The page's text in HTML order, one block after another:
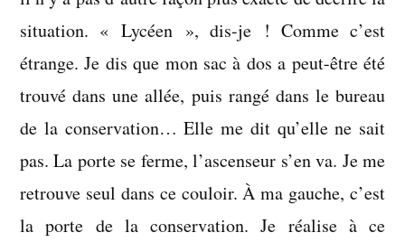
situation. « Lycéen », dis-je ! Comme c’est
étrange. Je dis que mon sac à dos a peut-être été
trouvé dans une allée, puis rangé dans le bureau
de la conservation… Elle me dit qu’elle ne sait
pas. La porte se ferme, l’ascenseur s’en va. Je me
retrouve seul dans ce couloir. À ma gauche, c’est
la porte de la conservation. Je réalise à ce